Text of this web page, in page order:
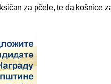
za pčele, te da košnice